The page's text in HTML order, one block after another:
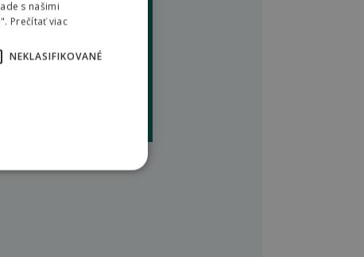
s našimi
Prečítať viac
NEKLASIFIKOVANÉ